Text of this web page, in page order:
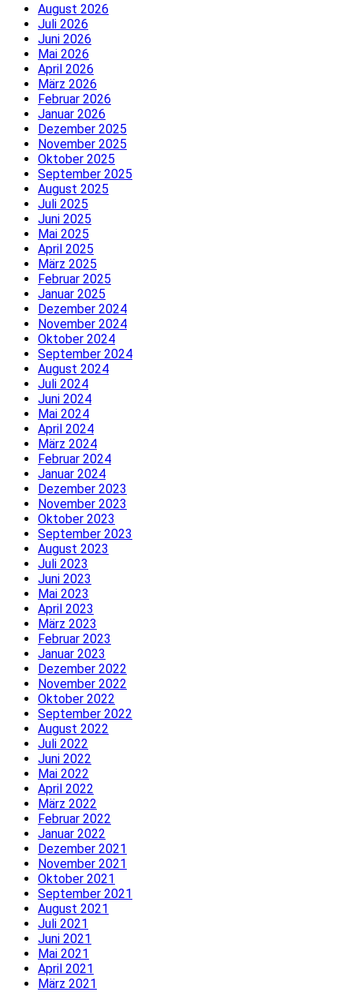
August 2026
Juli 2026
Juni 2026
Mai 2026
April 2026
März 2026
Februar 2026
Januar 2026
Dezember 2025
November 2025
Oktober 2025
September 2025
August 2025
Juli 2025
Juni 2025
Mai 2025
April 2025
März 2025
Februar 2025
Januar 2025
Dezember 2024
November 2024
Oktober 2024
September 2024
August 2024
Juli 2024
Juni 2024
Mai 2024
April 2024
März 2024
Februar 2024
Januar 2024
Dezember 2023
November 2023
Oktober 2023
September 2023
August 2023
Juli 2023
Juni 2023
Mai 2023
April 2023
März 2023
Februar 2023
Januar 2023
Dezember 2022
November 2022
Oktober 2022
September 2022
August 2022
Juli 2022
Juni 2022
Mai 2022
April 2022
März 2022
Februar 2022
Januar 2022
Dezember 2021
November 2021
Oktober 2021
September 2021
August 2021
Juli 2021
Juni 2021
Mai 2021
April 2021
März 2021